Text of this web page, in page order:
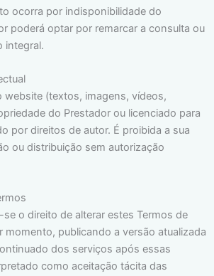
ocorra por indisponibilidade do
poderá optar por remarcar a consulta ou
integral.
website (textos, imagens, vídeos,
do Prestador ou licenciado para
por direitos de autor. É proibida a sua
ou distribuição sem autorização
se o direito de alterar estes Termos de
momento, publicando a versão atualizada
dos serviços após essas
como aceitação tácita das